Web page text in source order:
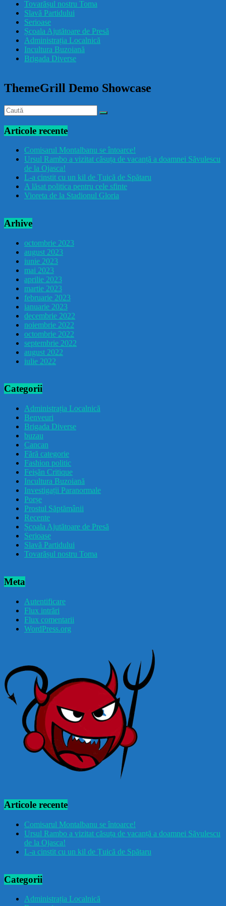
drăcușorulbuzoian
Tovarășul nostru Toma
Slavă Partidului
Serioase
Școala Ajutătoare de Presă
Administrația Localnică
Incultura Buzoiană
Brigada Diverse
ThemeGrill Demo Showcase
Articole recente
Comisarul Montalbanu se întoarce!
Ursul Rambo a vizitat căsuța de vacanță a doamnei Săvulescu
de la Ojasca!
L-a cinstit cu un kil de Țuică de Spătaru
A lăsat politica pentru cele sfinte
Vioreta de la Stadionul Gloria
Arhive
octombrie 2023
august 2023
iunie 2023
mai 2023
aprilie 2023
martie 2023
februarie 2023
ianuarie 2023
decembrie 2022
noiembrie 2022
octombrie 2022
septembrie 2022
august 2022
iulie 2022
Categorii
Administrația Localnică
Benveuri
Brigada Diverse
buzau
Cancan
Fără categorie
Fashion politic
Feișăn Critique
Incultura Buzoiană
Investigații Paranormale
Porșe
Prostul Săptămânii
Recente
Școala Ajutătoare de Presă
Serioase
Slavă Partidului
Tovarășul nostru Toma
Meta
Autentificare
Flux intrări
Flux comentarii
WordPress.org
Articole recente
Comisarul Montalbanu se întoarce!
Ursul Rambo a vizitat căsuța de vacanță a doamnei Săvulescu
de la Ojasca!
L-a cinstit cu un kil de Țuică de Spătaru
Categorii
Administrația Localnică